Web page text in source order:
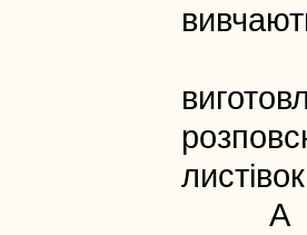
А під